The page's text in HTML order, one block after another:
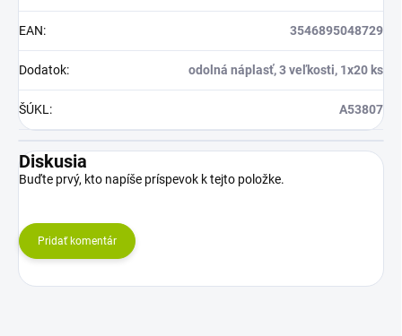
EAN: 3546895048729
Dodatok: odolná náplasť, 3 veľkosti, 1x20 ks
ŠÚKL: A53807
Diskusia
Buďte prvý, kto napíše príspevok k tejto položke.
Pridať komentár